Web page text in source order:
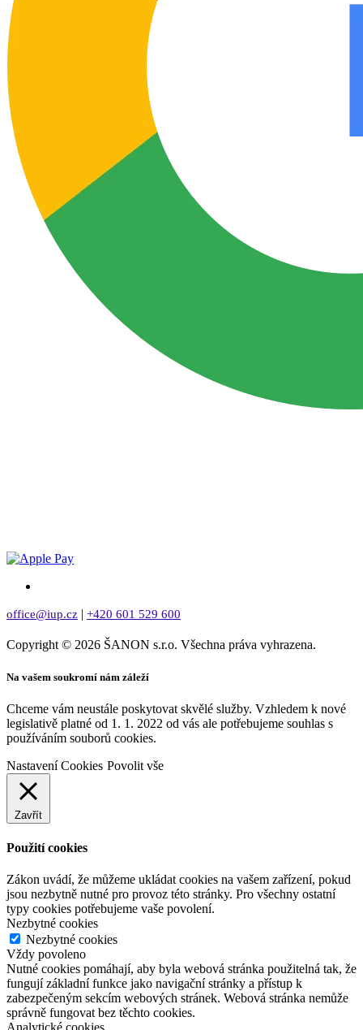
office@iup.cz | +420 601 529 600
Copyright © 2026 ŠANON s.r.o. Všechna práva vyhrazena.
Na vašem soukromí nám záleží
Chceme vám neustále poskytovat skvělé služby. Vzhledem k nové
legislativě platné od 1. 1. 2022 od vás ale potřebujeme souhlas s
používáním souborů cookies.
Nastavení Cookies Povolit vše
Zavřít
Použití cookies
Zákon uvádí, že můžeme ukládat cookies na vašem zařízení, pokud
jsou nezbytně nutné pro provoz této stránky. Pro všechny ostatní
typy cookies potřebujeme vaše povolení.
Nezbytné cookies
Nezbytné cookies
Vždy povoleno
Nutné cookies pomáhají, aby byla webová stránka použitelná tak, že
fungují základní funkce jako navigační stránky a přístup k
zabezpečeným sekcím webových stránek. Webová stránka nemůže
správně fungovat bez těchto cookies.